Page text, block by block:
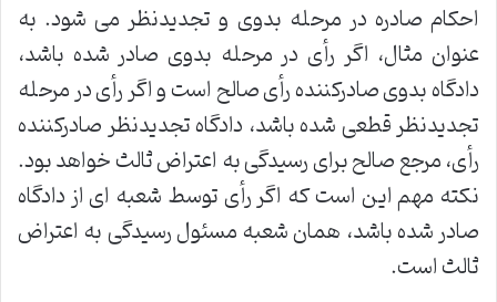
احکام صادره در مرحله بدوی و تجدیدنظر می شود. به
عنوان مثال، اگر رأی در مرحله بدوی صادر شده باشد،
دادگاه بدوی صادرکننده رأی صالح است و اگر رأی در مرحله
تجدیدنظر قطعی شده باشد، دادگاه تجدیدنظر صادرکننده
رأی، مرجع صالح برای رسیدگی به اعتراض ثالث خواهد بود.
نکته مهم این است که اگر رأی توسط شعبه ای از دادگاه
صادر شده باشد، همان شعبه مسئول رسیدگی به اعتراض
ثالث است.